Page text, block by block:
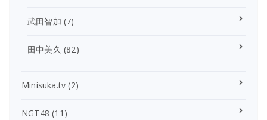
武田智加 (7)
田中美久 (82)
Minisuka.tv (2)
NGT48 (11)